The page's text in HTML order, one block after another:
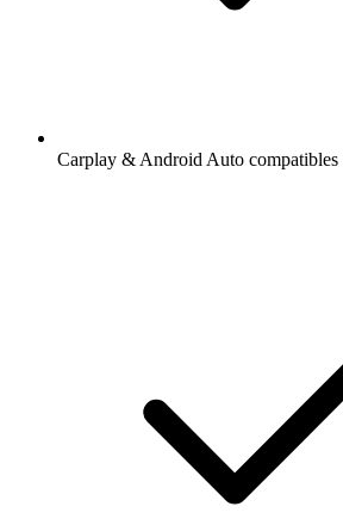
Carplay & Android Auto compatibles